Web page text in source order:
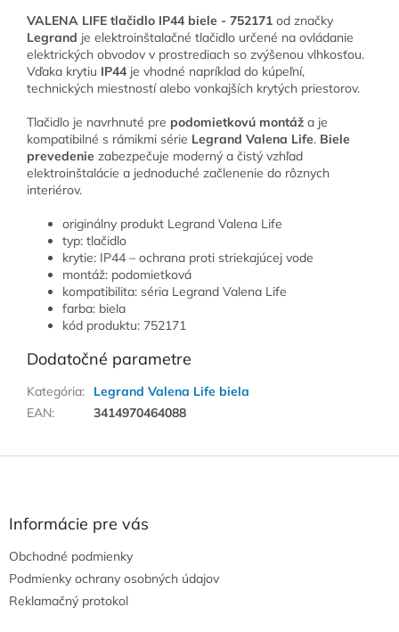
VALENA LIFE tlačidlo IP44 biele - 752171 od značky
Legrand je elektroinštalačné tlačidlo určené na ovládanie
elektrických obvodov v prostrediach so zvýšenou vlhkosťou.
Vďaka krytiu IP44je vhodné napríklad do kúpeľní,
technických miestností alebo vonkajších krytých priestorov.
Tlačidlo je navrhnuté pre podomietkovú montáž a je
kompatibilné s rámikmi série Legrand Valena Life. Biele
prevedenie zabezpečuje moderný a čistý vzhľad
elektroinštalácie a jednoduché začlenenie do rôznych
interiérov.
originálny produkt Legrand Valena Life
typ: tlačidlo
krytie: IP44 – ochrana proti striekajúcej vode
montáž: podomietková
kompatibilita: séria Legrand Valena Life
farba: biela
kód produktu: 752171
Dodatočné parametre
Kategória:
Legrand Valena Life biela
EAN: 3414970464088
Z
Informácie pre vás
Obchodné podmienky
Podmienky ochrany osobných údajov
Reklamačný protokol